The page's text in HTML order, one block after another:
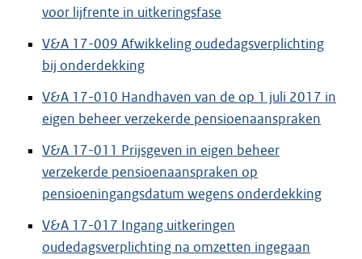
voor lijfrente in uitkeringsfase
V&A 17-009 Afwikkeling oudedagsverplichting
bij onderdekking
V&A 17-010 Handhaven van de op 1 juli 2017 in
eigen beheer verzekerde pensioenaanspraken
V&A 17-011 Prijsgeven in eigen beheer
verzekerde pensioenaanspraken op
pensioeningangsdatum wegens onderdekking
V&A 17-017 Ingang uitkeringen
oudedagsverplichting na omzetten ingegaan